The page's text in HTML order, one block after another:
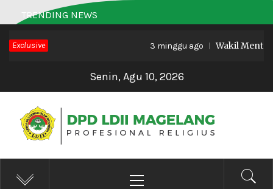
to
content
TRENDING NEWS
Exclusive 3 minggu ago Wakil Menteri
Senin, Agu 10, 2026
DPD LDII MAGELANG
Profesional Religius
Menu